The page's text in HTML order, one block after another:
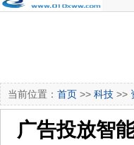
当前位置： 首页 >> 科技 >>
广告投放智